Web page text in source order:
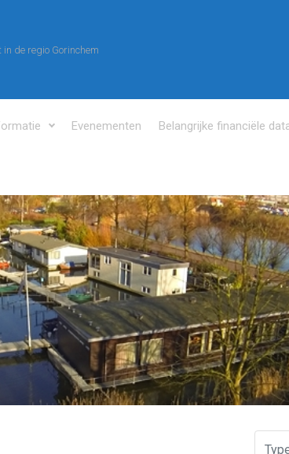
de regio Gorinchem
Evenementen Belangrijke financiële